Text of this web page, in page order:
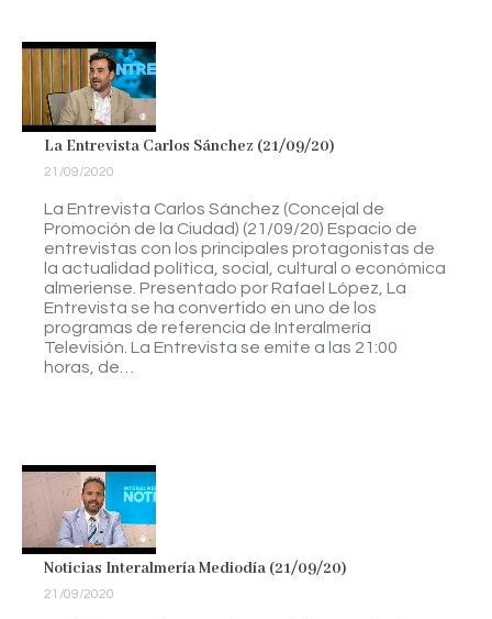
La Entrevista Carlos Sánchez (21/09/20)
21/09/2020
La Entrevista Carlos Sánchez (Concejal de
Promoción de la Ciudad) (21/09/20) Espacio de
entrevistas con los principales protagonistas de
la actualidad política, social, cultural o económica
almeriense. Presentado por Rafael López, La
Entrevista se ha convertido en uno de los
programas de referencia de Interalmería
Televisión. La Entrevista se emite a las 21:00
horas, de…
Noticias Interalmería Mediodía (21/09/20)
21/09/2020